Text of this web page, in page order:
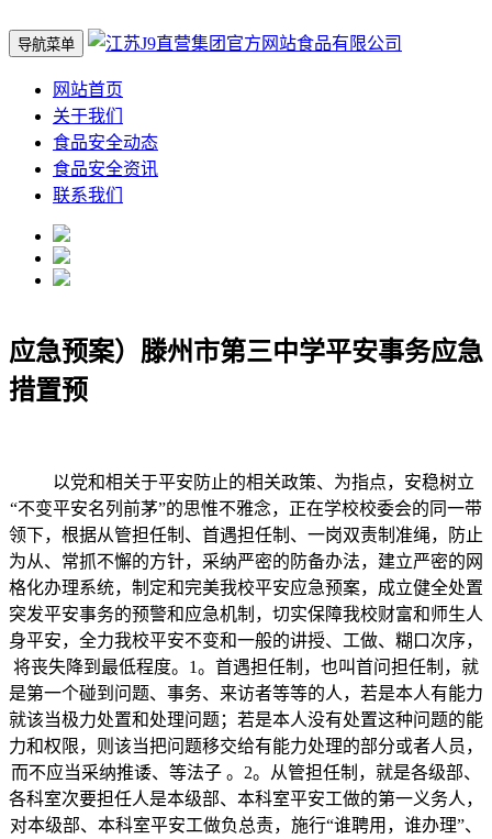
导航菜单
网站首页
关于我们
食品安全动态
食品安全资讯
联系我们
应急预案）滕州市第三中学平安事务应急
措置预
以党和相关于平安防止的相关政策、为指点，安稳树立
“不变平安名列前茅”的思惟不雅念，正在学校校委会的同一带
领下，根据从管担任制、首遇担任制、一岗双责制准绳，防止
为从、常抓不懈的方针，采纳严密的防备办法，建立严密的网
格化办理系统，制定和完美我校平安应急预案，成立健全处置
突发平安事务的预警和应急机制，切实保障我校财富和师生人
身平安，全力我校平安不变和一般的讲授、工做、糊口次序，
将丧失降到最低程度。1。首遇担任制，也叫首问担任制，就
是第一个碰到问题、事务、来访者等等的人，若是本人有能力
就该当极力处置和处理问题；若是本人没有处置这种问题的能
力和权限，则该当把问题移交给有能力处理的部分或者人员，
而不应当采纳推诿、等法子 。2。从管担任制，就是各级部、
各科室次要担任人是本级部、本科室平安工做的第一义务人，
对本级部、本科室平安工做负总责，施行“谁聘用，谁办理”、